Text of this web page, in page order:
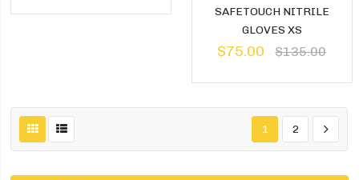
SAFETOUCH NITRILE
GLOVES XS
$75.00 $135.00
1 2